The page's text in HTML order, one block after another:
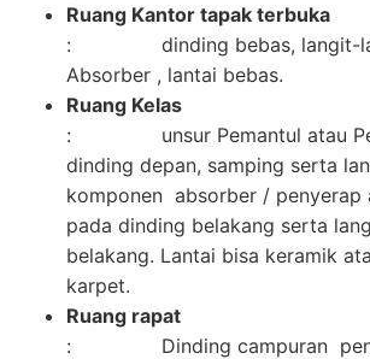
Ruang Kantor tapak terbuka
: dinding bebas, langit-
Absorber , lantai bebas.
Ruang Kelas
: unsur Pemantul atau
dinding depan, samping serta
komponen absorber / penyerap
pada dinding belakang serta
belakang. Lantai bisa keramik
karpet.
Ruang rapat
: Dinding campuran